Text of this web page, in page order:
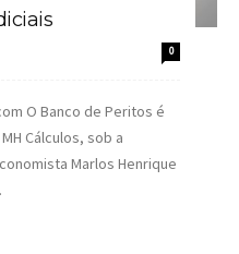
0
O Banco de Peritos é
Cálculos, sob a
Marlos Henrique